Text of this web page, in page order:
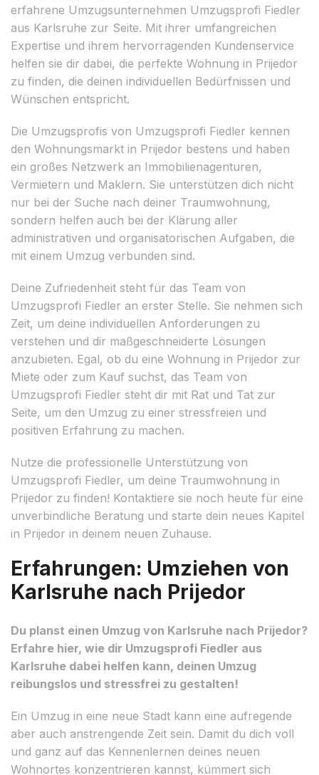
erfahrene Umzugsunternehmen Umzugsprofi Fiedler
aus Karlsruhe zur Seite. Mit ihrer umfangreichen
Expertise und ihrem hervorragenden Kundenservice
helfen sie dir dabei, die perfekte Wohnung in Prijedor
zu finden, die deinen individuellen Bedürfnissen und
Wünschen entspricht.
Die Umzugsprofis von Umzugsprofi Fiedler kennen
den Wohnungsmarkt in Prijedor bestens und haben
ein großes Netzwerk an Immobilienagenturen,
Vermietern und Maklern. Sie unterstützen dich nicht
nur bei der Suche nach deiner Traumwohnung,
sondern helfen auch bei der Klärung aller
administrativen und organisatorischen Aufgaben, die
mit einem Umzug verbunden sind.
Deine Zufriedenheit steht für das Team von
Umzugsprofi Fiedler an erster Stelle. Sie nehmen sich
Zeit, um deine individuellen Anforderungen zu
verstehen und dir maßgeschneiderte Lösungen
anzubieten. Egal, ob du eine Wohnung in Prijedor zur
Miete oder zum Kauf suchst, das Team von
Umzugsprofi Fiedler steht dir mit Rat und Tat zur
Seite, um den Umzug zu einer stressfreien und
positiven Erfahrung zu machen.
Nutze die professionelle Unterstützung von
Umzugsprofi Fiedler, um deine Traumwohnung in
Prijedor zu finden! Kontaktiere sie noch heute für eine
unverbindliche Beratung und starte dein neues Kapitel
in Prijedor in deinem neuen Zuhause.
Erfahrungen: Umziehen von
Karlsruhe nach Prijedor
Du planst einen Umzug von Karlsruhe nach Prijedor?
Erfahre hier, wie dir Umzugsprofi Fiedler aus
Karlsruhe dabei helfen kann, deinen Umzug
reibungslos und stressfrei zu gestalten!
Ein Umzug in eine neue Stadt kann eine aufregende
aber auch anstrengende Zeit sein. Damit du dich voll
und ganz auf das Kennenlernen deines neuen
Wohnortes konzentrieren kannst, kümmert sich